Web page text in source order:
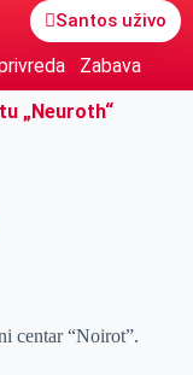
Santos uživo
Zabava
„Neuroth“
centar “Noirot”.